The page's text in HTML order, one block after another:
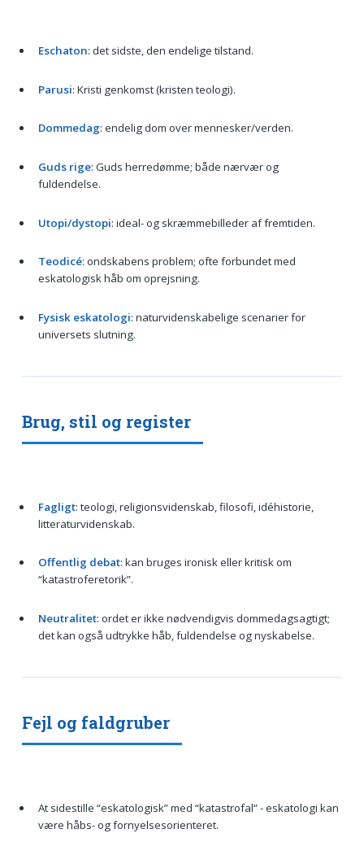
Eschaton: det sidste, den endelige tilstand.
Parusi: Kristi genkomst (kristen teologi).
Dommedag: endelig dom over mennesker/verden.
Guds rige: Guds herredømme; både nærvær og
fuldendelse.
Utopi/dystopi: ideal- og skræmmebilleder af fremtiden.
Teodicé: ondskabens problem; ofte forbundet med
eskatologisk håb om oprejsning.
Fysisk eskatologi: naturvidenskabelige scenarier for
universets slutning.
Brug, stil og register
Fagligt: teologi, religionsvidenskab, filosofi, idéhistorie,
litteraturvidenskab.
Offentlig debat: kan bruges ironisk eller kritisk om
“katastroferetorik”.
Neutralitet: ordet er ikke nødvendigvis dommedagsagtigt;
det kan også udtrykke håb, fuldendelse og nyskabelse.
Fejl og faldgruber
At sidestille “eskatologisk” med “katastrofal” - eskatologi kan
være håbs- og fornyelsesorienteret.